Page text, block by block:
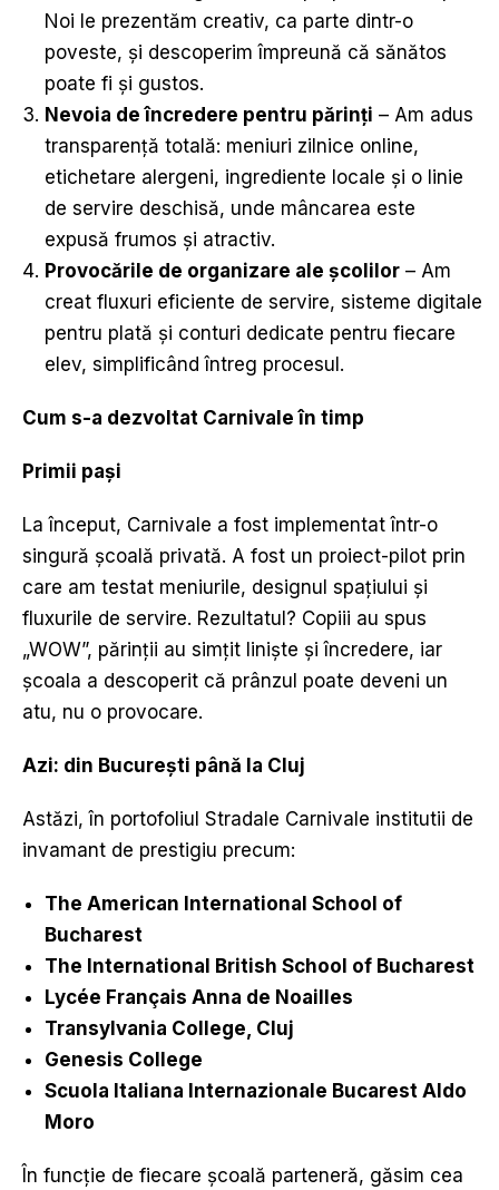
Noi le prezentăm creativ, ca parte dintr-o
poveste, și descoperim împreună că sănătos
poate fi și gustos.
Nevoia de încredere pentru părinți – Am adus
transparență totală: meniuri zilnice online,
etichetare alergeni, ingrediente locale și o linie
de servire deschisă, unde mâncarea este
expusă frumos și atractiv.
Provocările de organizare ale școlilor – Am
creat fluxuri eficiente de servire, sisteme digitale
pentru plată și conturi dedicate pentru fiecare
elev, simplificând întreg procesul.
Cum s-a dezvoltat Carnivale în timp
Primii pași
La început, Carnivale a fost implementat într-o
singură școală privată. A fost un proiect-pilot prin
care am testat meniurile, designul spațiului și
fluxurile de servire. Rezultatul? Copiii au spus
„WOW”, părinții au simțit liniște și încredere, iar
școala a descoperit că prânzul poate deveni un
atu, nu o provocare.
Azi: din București până la Cluj
Astăzi, în portofoliul Stradale Carnivale institutii de
invamant de prestigiu precum:
The American International School of
Bucharest
The International British School of Bucharest
Lycée Français Anna de Noailles
Transylvania College, Cluj
Genesis College
Scuola Italiana Internazionale Bucarest Aldo
Moro
În funcție de fiecare școală parteneră, găsim cea